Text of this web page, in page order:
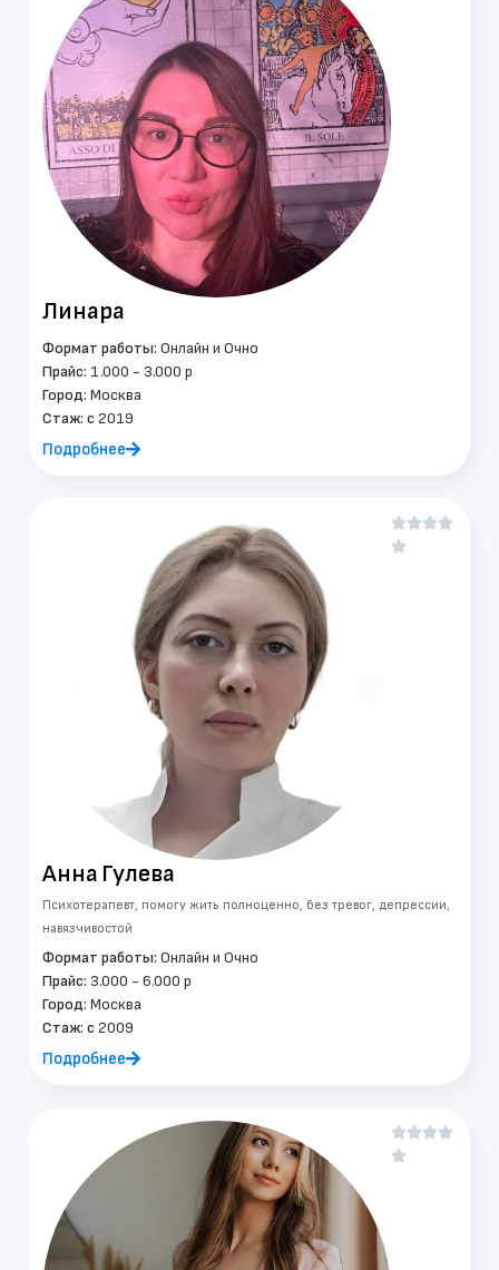
Линара
Формат работы: Онлайн и Очно
Прайс: 1.000 - 3.000 р
Город: Москва
Стаж: c 2019
Подробнее


Анна Гулева
Психотерапевт, помогу жить полноценно, без тревог, депрессии,
навязчивостой
Формат работы: Онлайн и Очно
Прайс: 3.000 - 6.000 р
Город: Москва
Стаж: c 2009
Подробнее

